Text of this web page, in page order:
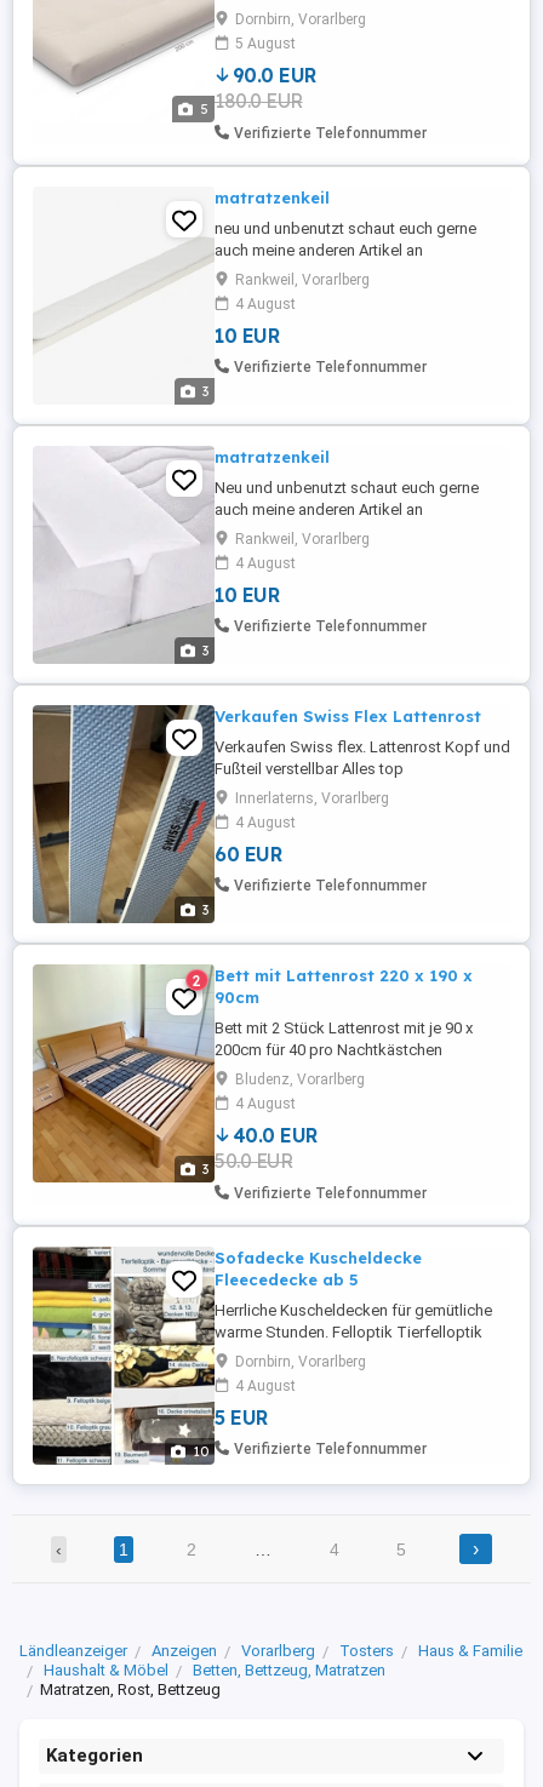
5
keinen Platz dafür. Neupreis inkl. Versand
350 Verkaufspreis bei Abholung in
Dornbirn 90 Abholung in Dornbirn
Dornbirn, Vorarlberg
5 August
90.0 EUR
180.0 EUR
Verifizierte Telefonnummer
3
matratzenkeil
neu und unbenutzt schaut euch gerne
auch meine anderen Artikel an
Rankweil, Vorarlberg
4 August
10 EUR
Verifizierte Telefonnummer
3
matratzenkeil
Neu und unbenutzt schaut euch gerne
auch meine anderen Artikel an
Rankweil, Vorarlberg
4 August
10 EUR
Verifizierte Telefonnummer
3
Verkaufen Swiss Flex Lattenrost
Verkaufen Swiss flex. Lattenrost Kopf und
Fußteil verstellbar Alles top
funktionstüchtig Und top Zustand
Innerlaterns, Vorarlberg
4 August
60 EUR
Verifizierte Telefonnummer
3
2
Bett mit Lattenrost 220 x 190 x
90cm
Bett mit 2 Stück Lattenrost mit je 90 x
200cm für 40 pro Nachtkästchen
zusätzlich 20 Euro Höhe 43cm Breite
50cm Tiefe 42cm Nachtkästchen kann
auch einzeln erworben werden
Bludenz, Vorarlberg
4 August
40.0 EUR
50.0 EUR
Verifizierte Telefonnummer
10
Sofadecke Kuscheldecke
Fleecedecke ab 5
Herrliche Kuscheldecken für gemütliche
warme Stunden. Felloptik Tierfelloptik
Decke, gefüttert. Baumwolldecke mit 2
verschiedenen Seiten. Fleece Decke neu
und gebraucht. Tolle geblumte fröhliche
Sommerdecke. Sehr hochwertige
orientalische Decke mit 2 verschiedenen
Dornbirn, Vorarlberg
4 August
5 EUR
Verifizierte Telefonnummer
‹ 1 2 4 5 ›
Ländleanzeiger Anzeigen Vorarlberg Tosters
Haus & Familie
Haushalt & Möbel
Betten, Bettzeug, Matratzen
Matratzen, Rost, Bettzeug
Kategorien